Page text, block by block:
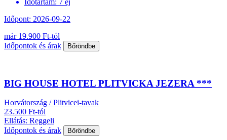
Időpont: 2026-09-22
már 19.900 Ft-tól
Időpontok és árak
Bőröndbe
BIG HOUSE HOTEL PLITVICKA JEZERA ***
Horvátország / Plitvicei-tavak
23.500 Ft-tól
Ellátás: Reggeli
Időpontok és árak
Bőröndbe